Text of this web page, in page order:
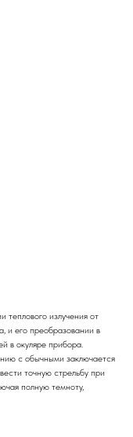
теплового излучения от
и его преобразовании в
в окуляре прибора.
с обычными заключается
точную стрельбу при
полную темноту,